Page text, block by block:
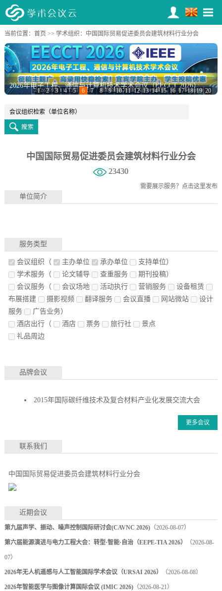
当前位置： 首页 >> 学术组织 ：中国国际贸易促进委员会建筑材料行业分会
2026年电子工程、通信与计算机技术学术会议（EECCT 2026）
1 2 3 4 5 6 7 8 9 10 11 12 13 14 15 16 17 18 19 20
中国国际贸易促进委员会建筑材料行业分会
23430
需要展示服务？ 点击这里发布
单位简介
服务类型
会议组织 （ 主办单位 承办单位
支持单位）
学术服务（ 论文辅导 查重服务
期刊投稿）
会议服务（ 会议场地 活动执行 营销服务
设备租赁
布展搭建
摄影视频 翻译服务 会议直播 网站微站
设计
服务
广告业务）
酒店出行（ 酒店 票务 旅行社
景点
礼品周边
品牌会议
2015年国际碳纤维技术及复合材料产业化发展交流大会
更多会议
联系我们
中国国际贸易促进委员会建筑材料行业分会
近期会议
第九届声学、振动、噪声控制国际研讨会(CAVNC 2026)（2026-08-07）
第六届能源演进与电力工程大会：转型·智能·自治（EEPE-TIA 2026） （2026-08-
07）
2026年无人机遥感与人工智能国际学术会议（URSAI 2026） （2026-08-08）
2026年智能医学与图像计算国际会议 (IMIC 2026)（2026-08-21）